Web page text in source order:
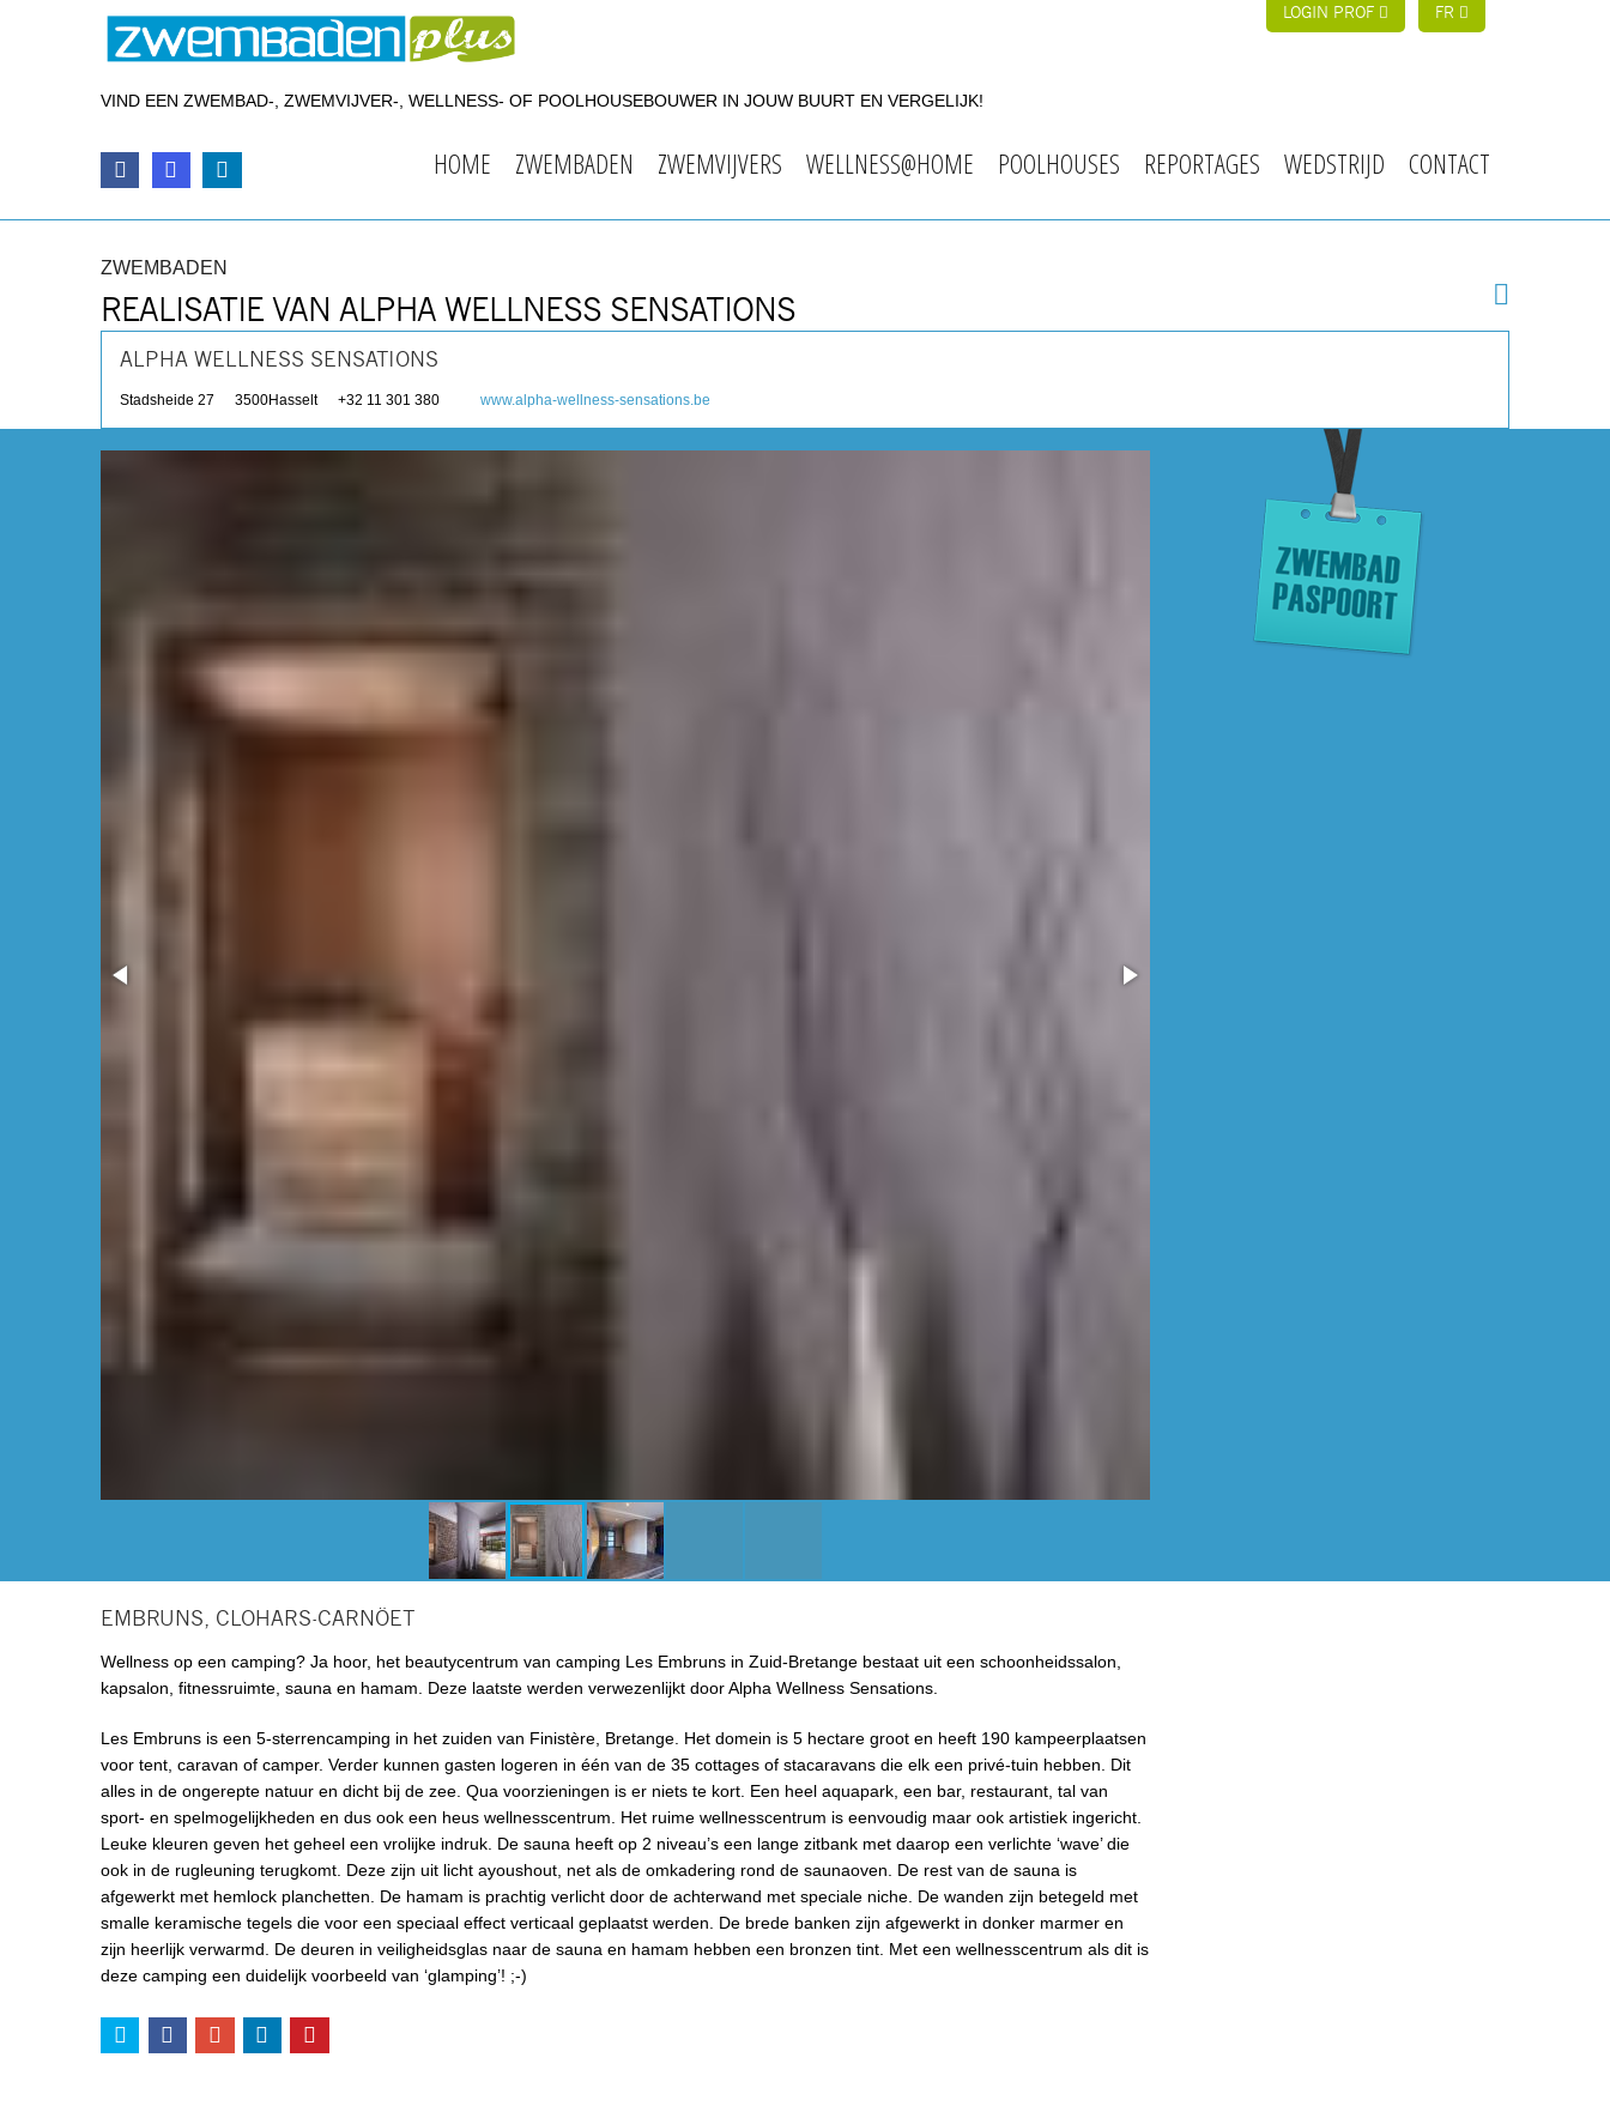
LOGIN PROF FR
VIND EEN ZWEMBAD-, ZWEMVIJVER-, WELLNESS- OF POOLHOUSEBOUWER IN JOUW BUURT EN VERGELIJK!
HOME ZWEMBADEN ZWEMVIJVERS WELLNESS@HOME POOLHOUSES REPORTAGES WEDSTRIJD CONTACT
ZWEMBADEN
REALISATIE VAN ALPHA WELLNESS SENSATIONS
ALPHA WELLNESS SENSATIONS
Stadsheide 27 3500Hasselt +32 11 301 380 www.alpha-wellness-sensations.be
EMBRUNS, CLOHARS-CARNÖET
Wellness op een camping? Ja hoor, het beautycentrum van camping Les Embruns in Zuid-Bretange bestaat uit een schoonheidssalon,
kapsalon, fitnessruimte, sauna en hamam. Deze laatste werden verwezenlijkt door Alpha Wellness Sensations.
Les Embruns is een 5-sterrencamping in het zuiden van Finistère, Bretange. Het domein is 5 hectare groot en heeft 190 kampeerplaatsen
voor tent, caravan of camper. Verder kunnen gasten logeren in één van de 35 cottages of stacaravans die elk een privé-tuin hebben. Dit
alles in de ongerepte natuur en dicht bij de zee. Qua voorzieningen is er niets te kort. Een heel aquapark, een bar, restaurant, tal van
sport- en spelmogelijkheden en dus ook een heus wellnesscentrum. Het ruime wellnesscentrum is eenvoudig maar ook artistiek ingericht.
Leuke kleuren geven het geheel een vrolijke indruk. De sauna heeft op 2 niveau’s een lange zitbank met daarop een verlichte ‘wave’ die
ook in de rugleuning terugkomt. Deze zijn uit licht ayoushout, net als de omkadering rond de saunaoven. De rest van de sauna is
afgewerkt met hemlock planchetten. De hamam is prachtig verlicht door de achterwand met speciale niche. De wanden zijn betegeld met
smalle keramische tegels die voor een speciaal effect verticaal geplaatst werden. De brede banken zijn afgewerkt in donker marmer en
zijn heerlijk verwarmd. De deuren in veiligheidsglas naar de sauna en hamam hebben een bronzen tint. Met een wellnesscentrum als dit is
deze camping een duidelijk voorbeeld van ‘glamping’! ;-)